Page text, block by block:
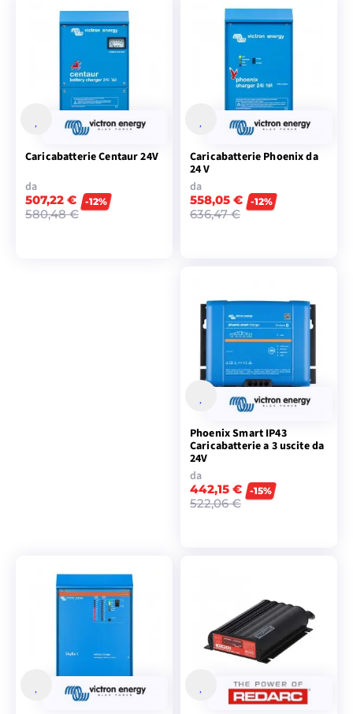
VISUALIZZA I
MODELLI
VISUALIZZA I
MODELLI
Caricabatterie Centaur 24V
da
507,22 €
580,48 €
-12%
Caricabatterie Phoenix da
24 V
da
558,05 €
636,47 €
-12%
MODELLI
Phoenix Smart IP43
Caricabatterie a 3 uscite da
24V
da
442,15 €
522,06 €
-15%